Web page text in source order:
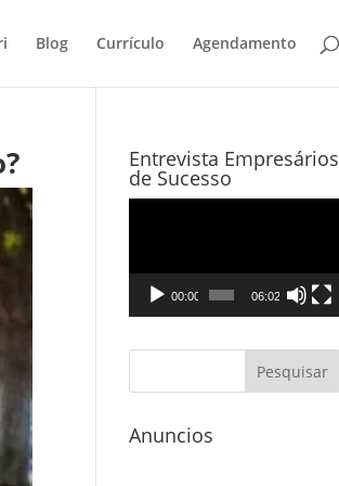
Blog Currículo Agendamento
Entrevista Empresários
de Sucesso
vídeo
00:00 06:02
Anuncios